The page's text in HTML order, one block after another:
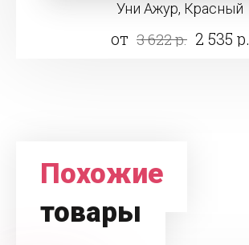
Уни Ажур, Красный
от 3 622 р. 2 535 р.
Похожие
товары